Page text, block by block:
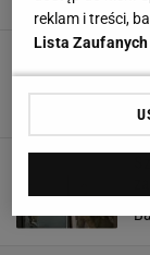
reklam i treści,
Lista